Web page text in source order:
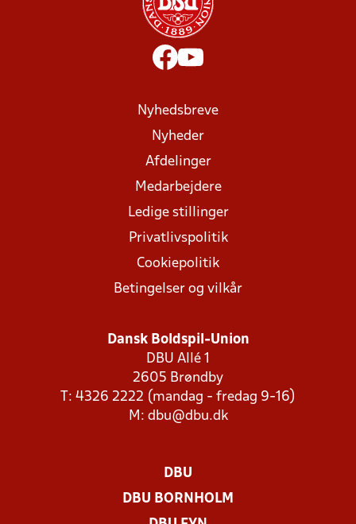
Nyhedsbreve
Nyheder
Afdelinger
Medarbejdere
Ledige stillinger
Privatlivspolitik
Cookiepolitik
Betingelser og vilkår
Dansk Boldspil-Union
DBU Allé 1
2605 Brøndby
T: 4326 2222 (mandag - fredag 9-16)
M: dbu@dbu.dk
DBU
DBU BORNHOLM